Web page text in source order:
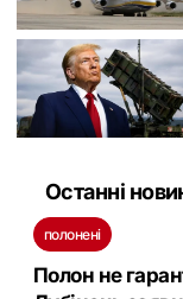
Останні
полонені
Полон не